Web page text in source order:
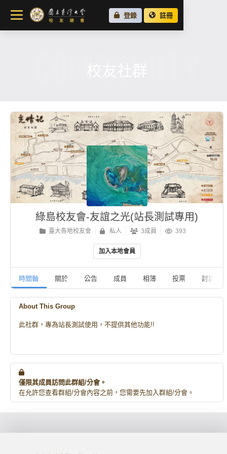
關於總會
最新消息
登錄 註冊
綠島校友會-友誼之光(站長測試專用)
臺大各地校友會 私人 3成員 393
加入本地會員
時間軸 關於 公告 成員 相簿 投票 討論
About This Group
此社群，專為站長測試使用，不提供其他功能!!
僅限其成員訪問此群組/分會。
在允許您查看群組/分會內容之前，您需要先加入群組/分會。